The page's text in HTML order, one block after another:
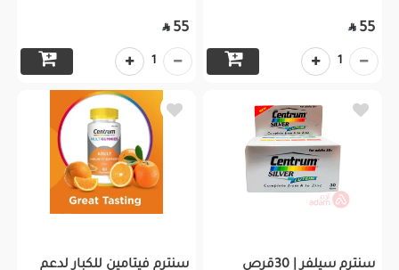
55

1
55

1
سنترم سيلفر | 30قرص
سنترم فيتامين للكبار لدعم